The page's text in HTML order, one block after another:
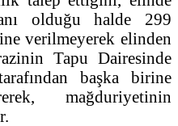
olduğu halde 299
verilmeyerek elinden
Tapu Dairesinde
başka birine
mağduriyetinin